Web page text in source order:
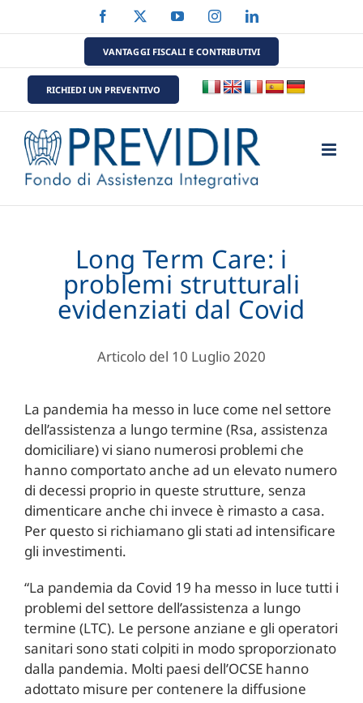
al
Facebook YouTubeInstagramLinkedIn
VANTAGGI FISCALI E CONTRIBUTIVI
RICHIEDI UN PREVENTIVO
Long Term Care: i
problemi strutturali
evidenziati dal Covid
Articolo del 10 Luglio 2020
La pandemia ha messo in luce come nel settore
dell’assistenza a lungo termine (Rsa, assistenza
domiciliare) vi siano numerosi problemi che
hanno comportato anche ad un elevato numero
di decessi proprio in queste strutture, senza
dimenticare anche chi invece è rimasto a casa.
Per questo si richiamano gli stati ad intensificare
gli investimenti.
“La pandemia da Covid 19 ha messo in luce tutti i
problemi del settore dell’assistenza a lungo
termine (LTC). Le persone anziane e gli operatori
sanitari sono stati colpiti in modo sproporzionato
dalla pandemia. Molti paesi dell’OCSE hanno
adottato misure per contenere la diffusione